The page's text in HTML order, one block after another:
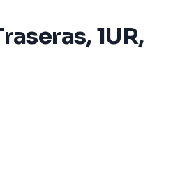
1UR,